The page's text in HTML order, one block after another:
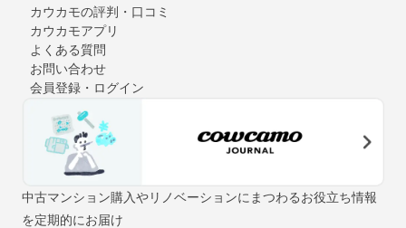
カウカモの評判・口コミ
カウカモアプリ
よくある質問
お問い合わせ
会員登録・ログイン
中古マンション購入やリノベーションにまつわるお役立ち情報
を定期的にお届け